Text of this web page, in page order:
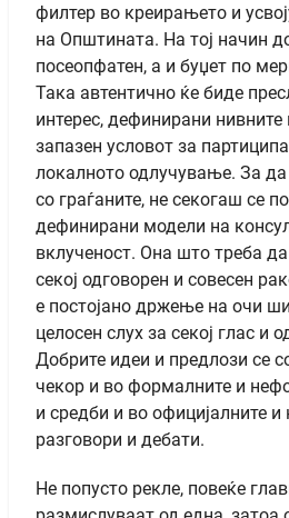
филтер во креирањето и
на Општината. На тој начин
посеопфатен, а и буџет по
Така автентично ќе биде
интерес, дефинирани нивните
запазен условот за
локалното одлучување. За
со граѓаните, не секогаш се
дефинирани модели на
вклученост. Она што треба
секој одговорен и совесен
е постојано држење на очи
целосен слух за секој глас и
Добрите идеи и предлози се
чекор и во формалните и
и средби и во официјалните и
разговори и дебати.
Не попусто рекле, повеќе